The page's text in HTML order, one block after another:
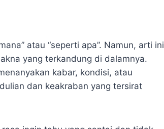
atau “seperti apa”. Namun, arti ini
yang terkandung di dalamnya.
kabar, kondisi, atau
dan keakraban yang tersirat